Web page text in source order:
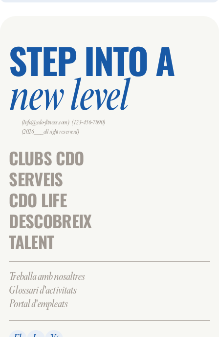
STEP INTO A
new level
(Info@cdo-fitness.com) (123-456-7890)
(2026___all right reserverd)
CLUBS CDO
SERVEIS
CDO LIFE
DESCOBREIX
TALENT
Treballa amb nosaltres
Glossari d'activitats
Portal d'empleats